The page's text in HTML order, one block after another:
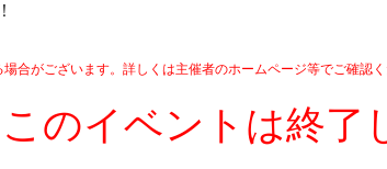
合がございます。詳しくは主催者のホームページ等でご確認く
のイベントは終了